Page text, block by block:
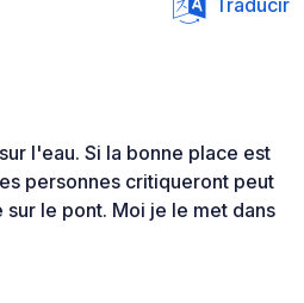
l'eau. Si la bonne place est
personnes critiqueront peut
le pont. Moi je le met dans